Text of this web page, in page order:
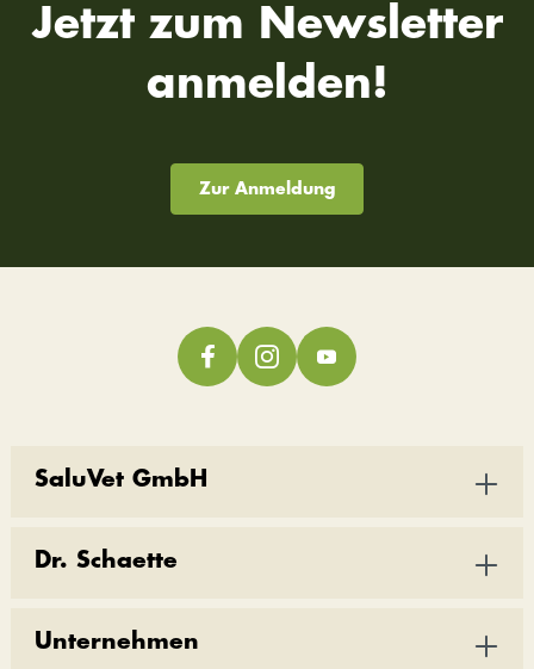
Jetzt zum Newsletter
anmelden!
Zur Anmeldung
SaluVet GmbH
Dr. Schaette
Unternehmen